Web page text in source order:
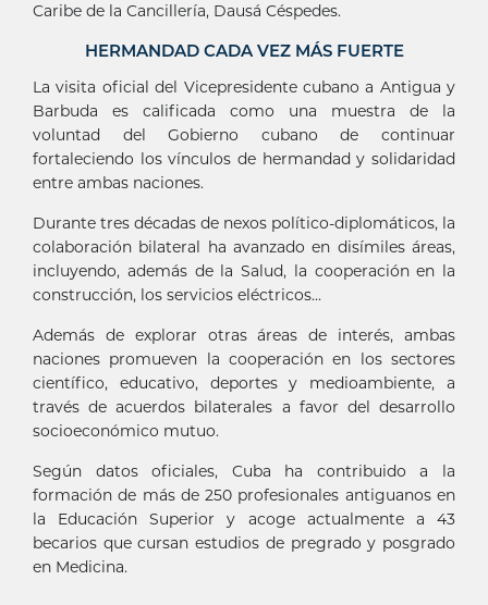
Caribe de la Cancillería, Dausá Céspedes.
HERMANDAD CADA VEZ MÁS FUERTE
La visita oficial del Vicepresidente cubano a Antigua y
Barbuda es calificada como una muestra de la
voluntad del Gobierno cubano de continuar
fortaleciendo los vínculos de hermandad y solidaridad
entre ambas naciones.
Durante tres décadas de nexos político-diplomáticos, la
colaboración bilateral ha avanzado en disímiles áreas,
incluyendo, además de la Salud, la cooperación en la
construcción, los servicios eléctricos...
Además de explorar otras áreas de interés, ambas
naciones promueven la cooperación en los sectores
científico, educativo, deportes y medioambiente, a
través de acuerdos bilaterales a favor del desarrollo
socioeconómico mutuo.
Según datos oficiales, Cuba ha contribuido a la
formación de más de 250 profesionales antiguanos en
la Educación Superior y acoge actualmente a 43
becarios que cursan estudios de pregrado y posgrado
en Medicina.